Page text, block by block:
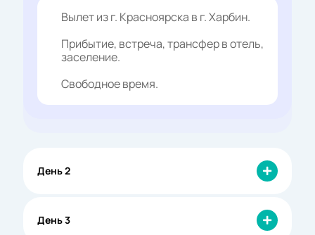
Вылет из г. Красноярска в г. Харбин.
Прибытие, встреча, трансфер в отель,
заселение.
Свободное время.
День 2
День 3